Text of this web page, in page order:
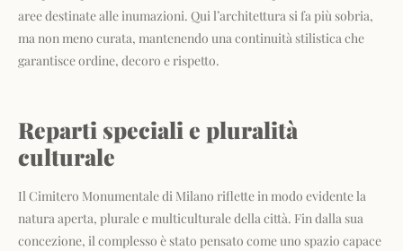
aree destinate alle inumazioni. Qui l’architettura si fa più sobria,
ma non meno curata, mantenendo una continuità stilistica che
garantisce ordine, decoro e rispetto.
Reparti speciali e pluralità
culturale
Il Cimitero Monumentale di Milano riflette in modo evidente la
natura aperta, plurale e multiculturale della città. Fin dalla sua
concezione, il complesso è stato pensato come uno spazio capace